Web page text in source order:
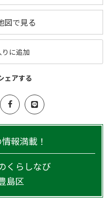
図で見る
りに追加
ェアする
報満載！
くらしなび
島区